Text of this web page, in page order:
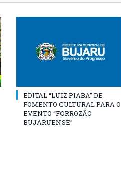
EDITAL “LUIZ PIABA” DE
FOMENTO CULTURAL PARA O
EVENTO “FORROZÃO
BUJARUENSE”